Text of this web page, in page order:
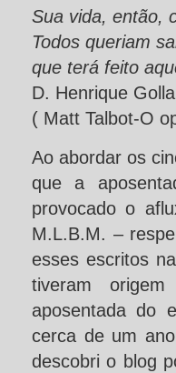
Sua vida, então,
Todos queriam
que terá feito
D. Henrique
( Matt Talbot-O
Ao abordar os
que a
provocado o
M.L.B.M. –
esses escritos
tiveram
aposentada do
cerca de um
descobri o blog